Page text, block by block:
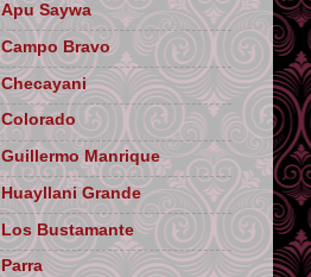
Apu Saywa
Campo Bravo
Checayani
Colorado
Guillermo Manrique
Huayllani Grande
Los Bustamante
Parra